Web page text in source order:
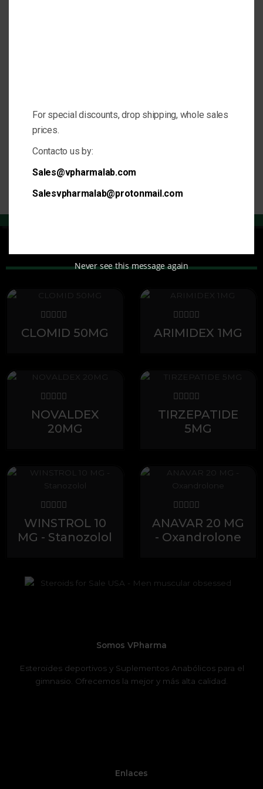
Enviar
Valorado
con
CLOMID 50MG
Valorado
con
ARIMIDEX 1MG
Valorado
con
de
NOVALDEX
20MG
Valorado
con
TIRZEPATIDE
5MG
Valorado
con
0
WINSTROL 10
MG - Stanozolol
Valorado
con
0
de
ANAVAR 20 MG
- Oxandrolone
Somos VPharma
Esteroides deportivos y Suplementos Anabólicos para el
gimnasio. Ofrecemos la mejor y más alta calidad.
Enlaces
For special discounts, drop shipping, whole sales
prices.
Contacto us by:
Sales@vpharmalab.com
Salesvpharmalab@protonmail.com
Never see this message again